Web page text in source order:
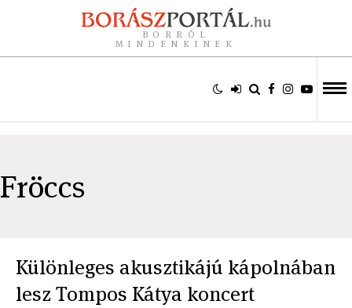
BORRÓL
MINDENKINEK
Fröccs
Különleges akusztikájú kápolnában
lesz Tompos Kátya koncert